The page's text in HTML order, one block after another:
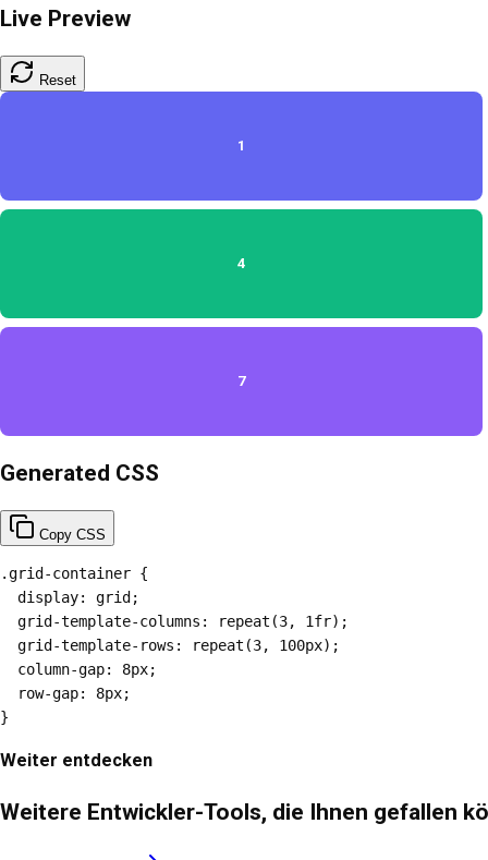
Live Preview
Reset
1
4
7
Generated CSS
Copy CSS
.grid-container {
  display: grid;
  grid-template-columns: repeat(3, 1fr);
  grid-template-rows: repeat(3, 100px);
  column-gap: 8px;
  row-gap: 8px;
}
Weiter entdecken
Weitere Entwickler-Tools, die Ihnen gefallen